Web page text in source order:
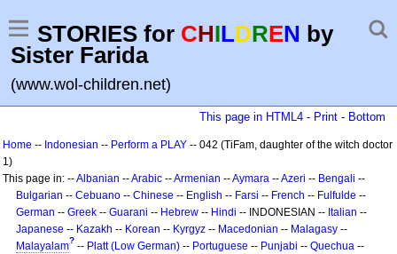
STORIES for CHILDREN by
Sister Farida
(www.wol-children.net)
This page in HTML4 - Print - Bottom
Home -- Indonesian -- Perform a PLAY -- 042 (TiFam, daughter of the witch doctor
1)
This page in: --Albanian --Arabic --Armenian --Aymara --Azeri -- Bengali --
Bulgarian -- Cebuano -- Chinese -- English -- Farsi -- French -- Fulfulde --
German -- Greek -- Guarani -- Hebrew -- Hindi -- INDONESIAN -- Italian --
Japanese -- Kazakh -- Korean -- Kyrgyz -- Macedonian -- Malagasy --
Malayalam? -- Platt (Low German) -- Portuguese -- Punjabi -- Quechua --